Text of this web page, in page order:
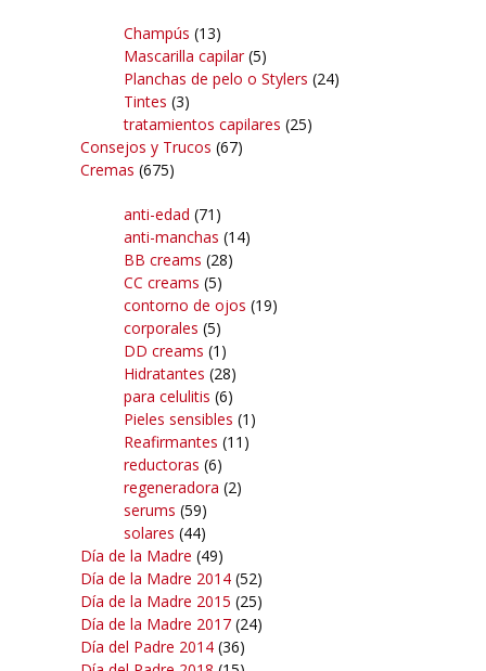
Champús (13)
Mascarilla capilar(5)
Planchas de pelo o Stylers (24)
Tintes (3)
tratamientos capilares (25)
Consejos y Trucos (67)
Cremas (675)
anti-edad (71)
anti-manchas (14)
BB creams (28)
CC creams (5)
contorno de ojos (19)
corporales (5)
DD creams (1)
Hidratantes (28)
para celulitis (6)
Pieles sensibles (1)
Reafirmantes (11)
reductoras (6)
regeneradora (2)
serums (59)
solares (44)
Día de la Madre (49)
Día de la Madre 2014 (52)
Día de la Madre 2015 (25)
Día de la Madre 2017 (24)
Día del Padre 2014 (36)